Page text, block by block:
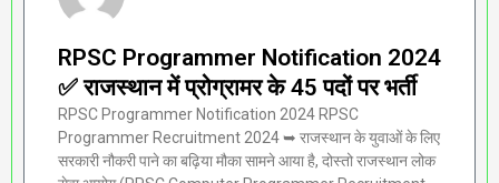
RPSC Programmer Notification 2024
✅ राजस्थान में प्रोग्रामर के 45 पदों पर भर्ती
RPSC Programmer Notification 2024 RPSC
Programmer Recruitment 2024 ➥ राजस्थान के युवाओं के लिए
सरकारी नौकरी पाने का बढ़िया मौका सामने आया है, दोस्तो राजस्थान लोक